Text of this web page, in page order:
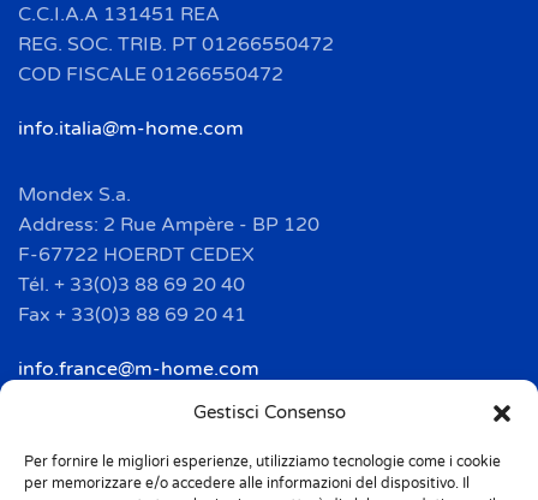
Gestisci Consenso
Per fornire le migliori esperienze, utilizziamo tecnologie come i cookie
per memorizzare e/o accedere alle informazioni del dispositivo. Il
C.C.I.A.A 131451 REA
REG. SOC. TRIB. PT 01266550472
COD FISCALE 01266550472
info.italia@m-home.com
Mondex S.a.
Address: 2 Rue Ampère - BP 120
F-67722 HOERDT CEDEX
Tél. + 33(0)3 88 69 20 40
Fax + 33(0)3 88 69 20 41
info.france@m-home.com
Address: Ctra de Girona, km. 101.5
E-17160 Angles (Girona)